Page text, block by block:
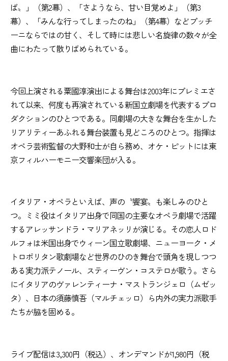
ば〟」（第2幕）、「さようなら、甘い目覚めよ」（第3
幕）、「みんな行ってしまったのね」（第4幕）などプッチ
ーニならではの甘く、そして時には悲しい名旋律の数々が全
曲にわたって散りばめられている。
今回上演される粟國淳演出による舞台は2003年にプレミエさ
れて以来、何度も再演されている新国立劇場を代表するプロ
ダクションのひとつである。同劇場の大きな舞台を生かした
リアリティーあふれる舞台装置も見どころのひとつ。指揮は
オペラ芸術監督の大野和士が自ら務め、オケ・ピットには東
京フィルハーモニー交響楽団が入る。
イタリア・オペラといえば、声の〝饗宴〟も楽しみのひと
つ。ミミ役はイタリア出身で同国の主要なオペラ劇場で活躍
するアレッサンドラ・マリアネッリが演じる。その恋人ロド
ルフォは米国出身でウィーン国立歌劇場、ニューヨーク・メ
トロポリタン歌劇場など世界のひのき舞台で頭角を現しつつ
ある実力派テノール、スティーヴン・コステロが歌う。さら
にイタリアのヴァレンティーナ・マストランジェロ（ムゼッ
タ）、日本の須藤慎吾（マルチェッロ）ら内外の実力派歌手
たちが脇を固める。
ライブ配信は3,300円（税込）、オンデマンドが1,980円（税